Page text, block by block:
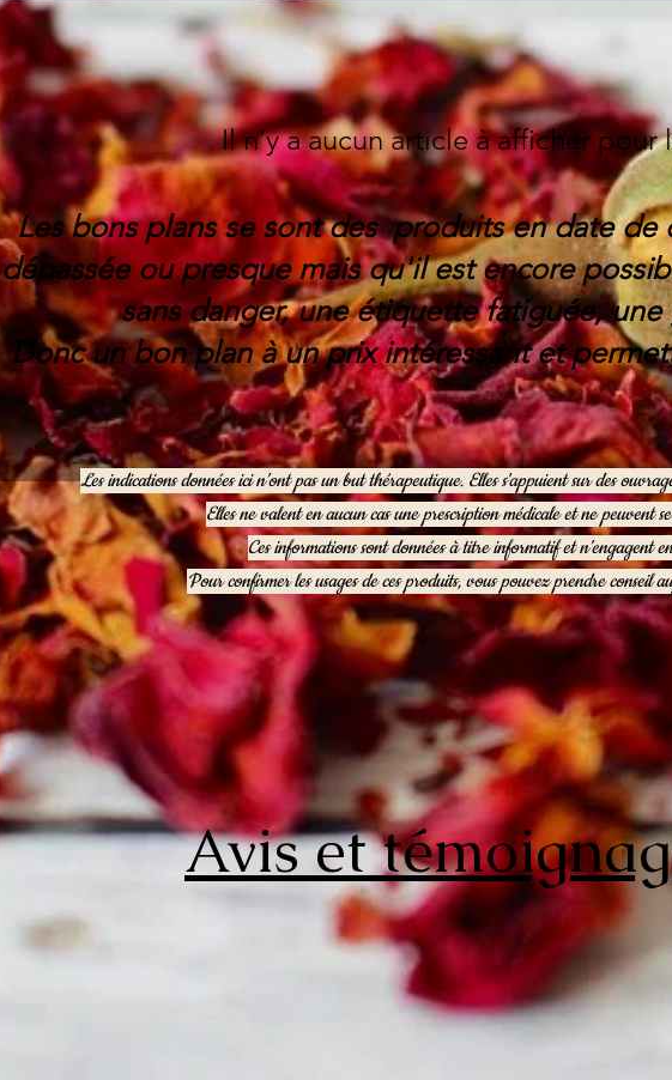
Il n'y a aucun article à afficher pour
Les bons plans se sont des produits en date de
dépassée ou presque mais qu'il est encore
sans danger, une étiquette fatiguée,
Donc un bon plan à un prixintéressantet
Les indications données ici n’ont pas un but thérapeutique. Elles s'appuient sur des
Elles ne valent en aucun cas une prescription médicale et ne peuvent
Ces informations sont données à titre informatif et n’engagent
Pour confirmer les usages de ces produits, vous pouvez prendre conseil
Avis et